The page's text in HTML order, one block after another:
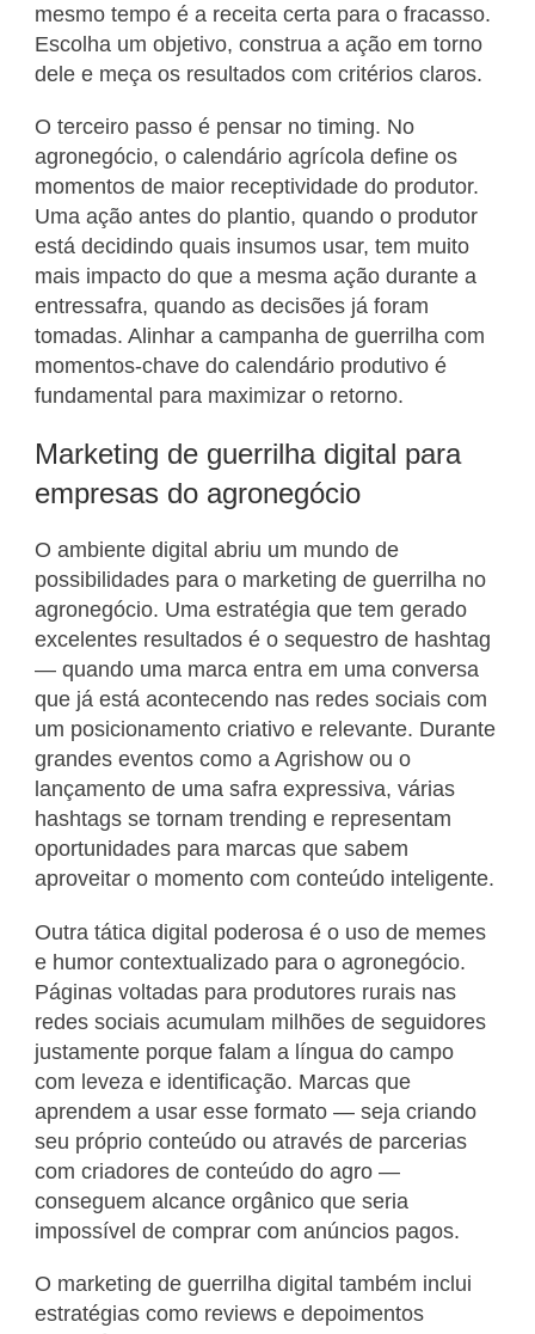
mesmo tempo é a receita certa para o fracasso.
Escolha um objetivo, construa a ação em torno
dele e meça os resultados com critérios claros.
O terceiro passo é pensar no timing. No
agronegócio, o calendário agrícola define os
momentos de maior receptividade do produtor.
Uma ação antes do plantio, quando o produtor
está decidindo quais insumos usar, tem muito
mais impacto do que a mesma ação durante a
entressafra, quando as decisões já foram
tomadas. Alinhar a campanha de guerrilha com
momentos-chave do calendário produtivo é
fundamental para maximizar o retorno.
Marketing de guerrilha digital para
empresas do agronegócio
O ambiente digital abriu um mundo de
possibilidades para o marketing de guerrilha no
agronegócio. Uma estratégia que tem gerado
excelentes resultados é o sequestro de hashtag
— quando uma marca entra em uma conversa
que já está acontecendo nas redes sociais com
um posicionamento criativo e relevante. Durante
grandes eventos como a Agrishow ou o
lançamento de uma safra expressiva, várias
hashtags se tornam trending e representam
oportunidades para marcas que sabem
aproveitar o momento com conteúdo inteligente.
Outra tática digital poderosa é o uso de memes
e humor contextualizado para o agronegócio.
Páginas voltadas para produtores rurais nas
redes sociais acumulam milhões de seguidores
justamente porque falam a língua do campo
com leveza e identificação. Marcas que
aprendem a usar esse formato — seja criando
seu próprio conteúdo ou através de parcerias
com criadores de conteúdo do agro —
conseguem alcance orgânico que seria
impossível de comprar com anúncios pagos.
O marketing de guerrilha digital também inclui
estratégias como reviews e depoimentos